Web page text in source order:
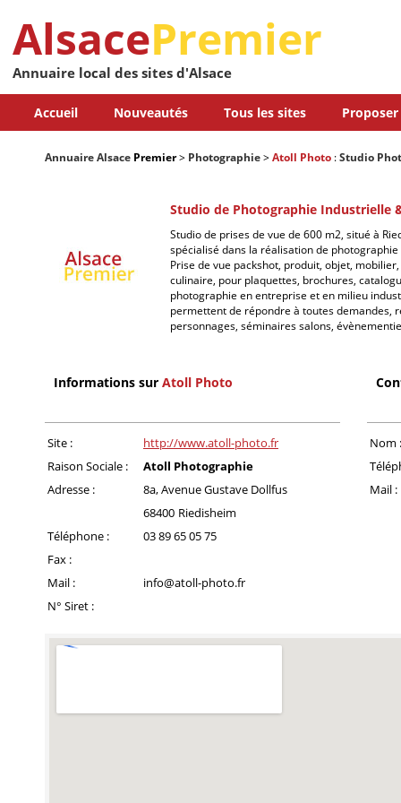
AlsacePremier
Annuaire local des sites d'Alsace
Accueil Nouveautés Tous les sites
Annuaire Alsace Premier> Photographie>Atoll Photo :Studio
Studio de Photographie Industrielle
Studio de prises de vue de 600 m2, situé à
spécialisé dans la réalisation de
Prise de vue packshot, produit, objet,
culinaire, pour plaquettes, brochures,
photographie en entreprise et en milieu
permettent de répondre à toutes demandes,
personnages, séminaires salons,
Informations sur Atoll Photo
Site :
http://www.atoll-photo.fr
Raison Sociale :
Atoll Photographie
Adresse :
8a, Avenue Gustave Dollfus
68400 Riedisheim
Téléphone :
03 89 65 05 75
Fax :
Mail :
info@atoll-photo.fr
N° Siret :
Nom :
Mail :